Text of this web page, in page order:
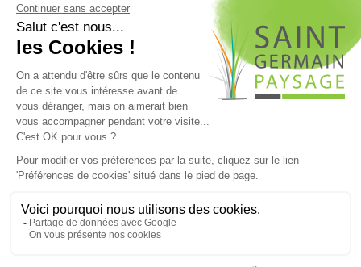
Élagage Montévrain
Entreprise élagage 77
Architecte paysagiste
Aménagement de jardin
INFORMATIONS
Condition générales de ventes et de prestation de service
Mentions légales